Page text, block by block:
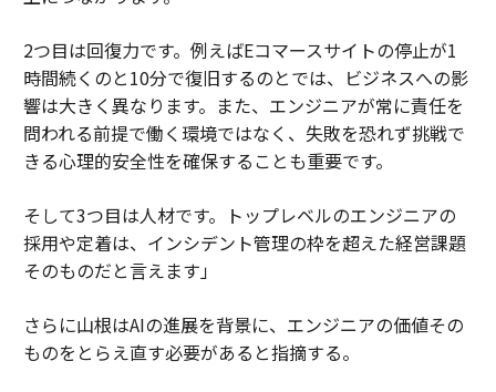
2つ目は回復力です。例えばEコマースサイトの停止が1
時間続くのと10分で復旧するのとでは、ビジネスへの影
響は大きく異なります。また、エンジニアが常に責任を
問われる前提で働く環境ではなく、失敗を恐れず挑戦で
きる心理的安全性を確保することも重要です。
そして3つ目は人材です。トップレベルのエンジニアの
採用や定着は、インシデント管理の枠を超えた経営課題
そのものだと言えます」
さらに山根はAIの進展を背景に、エンジニアの価値その
ものをとらえ直す必要があると指摘する。